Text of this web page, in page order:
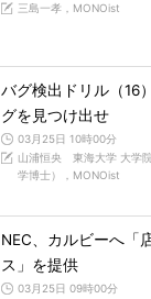
三島一孝，MONOist
バグ検出ドリル（16
グを見つけ出せ
03月25日 10時00分
山浦恒央 東海大学 大学
学博士），MONOist
NEC、カルビーへ「
ス」を提供
03月25日 09時00分